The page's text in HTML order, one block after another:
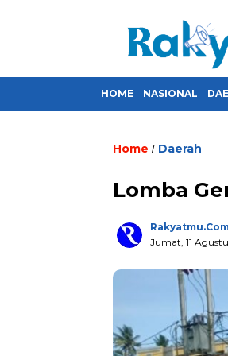
HOME NASIONAL
Home / Daerah
Lomba
Jumat, 11